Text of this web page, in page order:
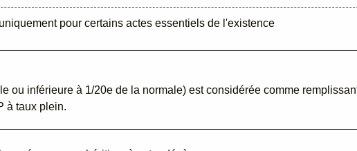
pour certains actes essentiels de l'existence
ou inférieure à 1/20e de la normale) est considérée comme
à taux plein.